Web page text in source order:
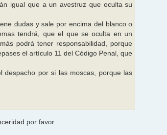
igual que a un avestruz que oculta su
dudas y sale por encima del blanco o
tendrá, que el que se oculta en un
podrá tener responsabilidad, porque
el artículo 11 del Código Penal, que
por si las moscas, porque las
por favor.